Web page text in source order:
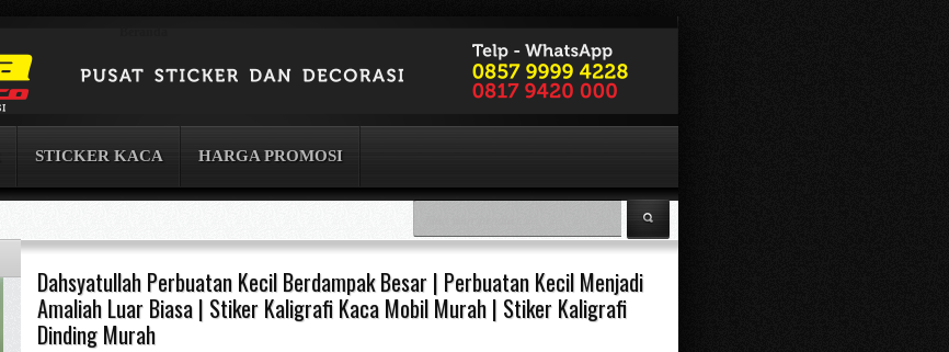
STICKER KACA HARGA PROMOSI
Dahsyatullah Perbuatan Kecil Berdampak Besar | Perbuatan Kecil Menjadi
Amaliah Luar Biasa | Stiker Kaligrafi Kaca Mobil Murah | Stiker Kaligrafi
Dinding Murah